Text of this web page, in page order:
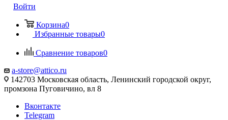
Войти
Корзина0
Избранные товары0
Сравнение товаров0
a-store@attico.ru
142703 Московская область, Ленинский городской округ,
промзона Пуговичино, вл 8
Вконтакте
Telegram